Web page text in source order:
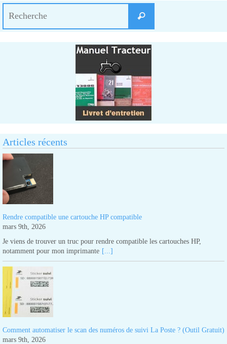
Recherche
Articles récents
Rendre compatible une cartouche HP compatible
mars 9th, 2026
Je viens de trouver un truc pour rendre compatible les cartouches HP,
notamment pour mon imprimante [...]
Comment automatiser le scan des numéros de suivi La Poste ? (Outil Gratuit)
mars 9th, 2026